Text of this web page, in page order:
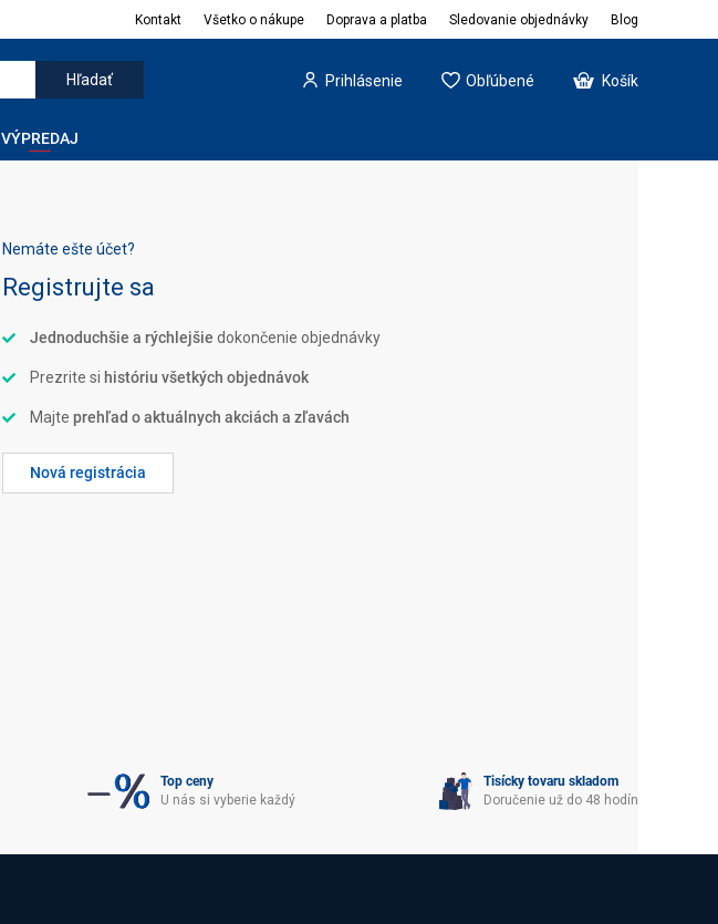
Kontakt Všetko o nákupe Doprava a platba Sledovanie objednávky Blog
Prihlásenie Obľúbené Košík
VÝPREDAJ
Nemáte ešte účet?
Registrujte sa
Jednoduchšie a rýchlejšie dokončenie objednávky
Prezrite si históriu všetkých objednávok
Majte prehľad o aktuálnych akciách a zľavách
Nová registrácia
Top ceny
U nás si vyberie každý
Tisícky tovaru skladom
Doručenie už do 48 hodín